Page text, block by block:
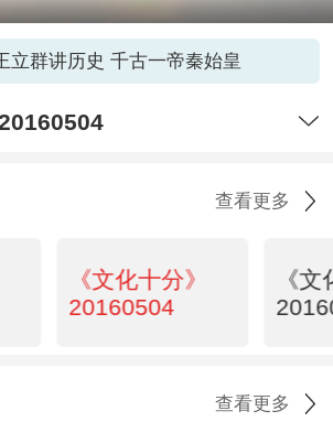
立群讲历史 千古一帝秦始皇
查看更多
《文化十分》
20160504
《
查看更多